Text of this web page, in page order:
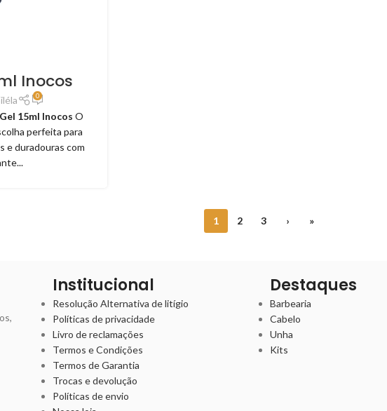
Inocos
0
15ml Inocos O
perfeita para
e duradouras com
1 2 3 › »
Institucional
Resolução Alternativa de litígio
Políticas de privacidade
Livro de reclamações
Termos e Condições
Termos de Garantia
Trocas e devolução
Políticas de envio
Destaques
Barbearia
Cabelo
Unha
Kits